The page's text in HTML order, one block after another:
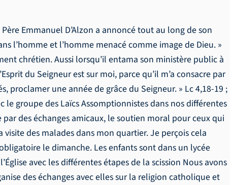
Emmanuel D’Alzon a annoncé tout au long de son
l’homme et l’homme menacé comme image de Dieu. »
chrétien. Aussi lorsqu’il entama son ministère public à
du Seigneur est sur moi, parce qu’il m’a consacre par
proclamer une année de grâce du Seigneur. » Lc 4,18-19 ;
groupe des Laïcs Assomptionnistes dans nos différentes
des échanges amicaux, le soutien moral pour ceux qui
des malades dans mon quartier. Je perçois cela
le dimanche. Les enfants sont dans un lycée
avec les différentes étapes de la scission Nous avons
des échanges avec elles sur la religion catholique et